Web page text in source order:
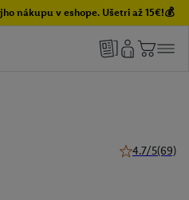
nákupu v eshope. Ušetri až 15€!💰
4.7/5(69)